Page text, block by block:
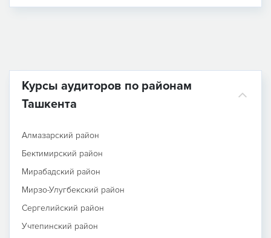
Курсы аудиторов по районам
Ташкента
Алмазарский район
Бектимирский район
Мирабадский район
Мирзо-Улугбекский район
Сергелийский район
Учтепинский район